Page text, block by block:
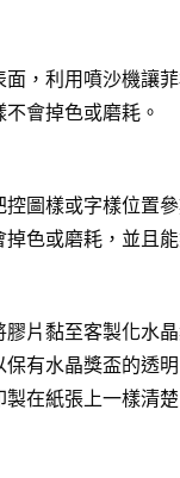
，利用噴沙機讓
會掉色或磨耗。
圖樣或字樣位置
色或磨耗，並且
片黏至客製化水
有水晶獎盃的透
在紙張上一樣清